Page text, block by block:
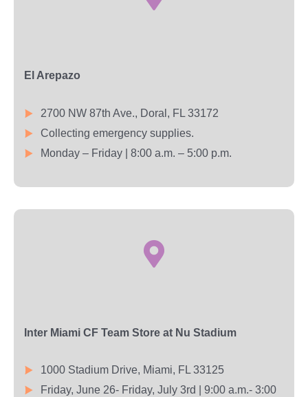
El Arepazo
2700 NW 87th Ave., Doral, FL 33172
Collecting emergency supplies.
Monday – Friday | 8:00 a.m. – 5:00 p.m.
Inter Miami CF Team Store at Nu Stadium
1000 Stadium Drive, Miami, FL 33125
Friday, June 26- Friday, July 3rd | 9:00 a.m.- 3:00